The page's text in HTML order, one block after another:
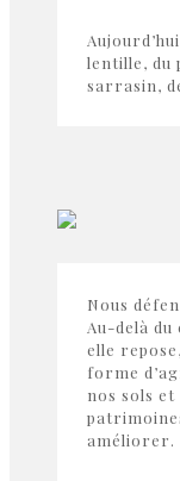
lentille, du
sarrasin,
Nous
Au-delà du
elle
forme
nos sols
améliorer.